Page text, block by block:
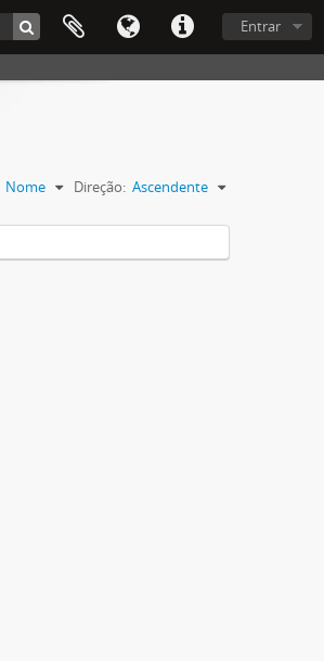
Entrar
Nome Direção: Ascendente